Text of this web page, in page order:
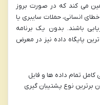
می کند که در صورت بروز
انسانی، حملات سایبری یا
باشند. بدون یک برنامه
پایگاه داده نیز در معرض
کامل تمام داده ها و فایل
برترین نوع پشتیبان گیری